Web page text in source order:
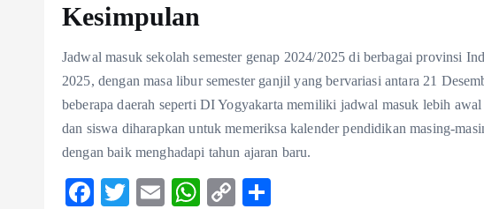
Kesimpulan
Jadwal masuk sekolah semester genap 2024/2025 di berbagai provinsi
2025, dengan masa libur semester ganjil yang bervariasi antara 21
beberapa daerah seperti DI Yogyakarta memiliki jadwal masuk lebih
dan siswa diharapkan untuk memeriksa kalender pendidikan masing-
dengan baik menghadapi tahun ajaran baru.
F
T
E
W
C